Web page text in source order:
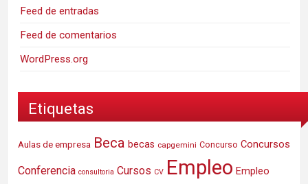
Feed de entradas
Feed de comentarios
WordPress.org
Etiquetas
Aulas de empresa Beca becas capgemini Concurso Concursos
Conferencia consultoria Cursos CV Empleo Empleo